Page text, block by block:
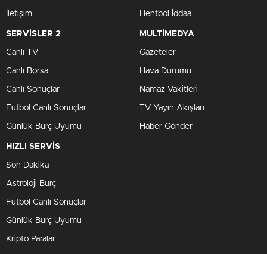
İletişim Hentbol İddaa
SERVİSLER 2
Canlı TV
Canlı Borsa
Canlı Sonuçlar
Futbol Canlı Sonuçlar
Günlük Burç Uyumu
MULTİMEDYA
Gazeteler
Hava Durumu
Namaz Vakitleri
TV Yayın Akışları
Haber Gönder
HIZLI SERVİS
Son Dakika
Astroloji Burç
Futbol Canlı Sonuçlar
Günlük Burç Uyumu
Kripto Paralar